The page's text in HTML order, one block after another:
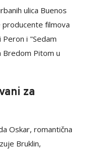
ulica Buenos
filmova
i "Sedam
Bredom Pitom u
za
Oskar, romantična
Bruklin,